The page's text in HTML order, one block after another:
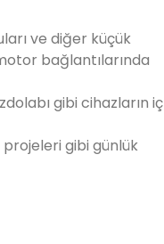
ve diğer küçük
bağlantılarında
gibi cihazların iç
gibi günlük